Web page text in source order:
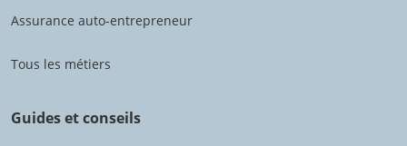
Assurance auto-entrepreneur
Tous les métiers
Guides et conseils